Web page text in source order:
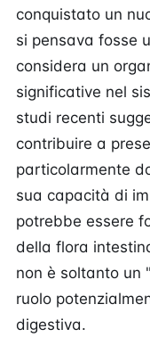
conquistato un
si pensava fosse
considera un
significative nel
studi recenti
contribuire a
particolarmente
sua capacità di
potrebbe essere
della flora
non è soltanto un
ruolo
digestiva.